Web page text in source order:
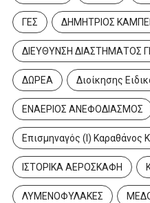
ΓΕΣ ΔΗΜΗΤΡΙΟΣ
ΔΙΕΥΘΥΝΣΗ ΔΙΑΣΤΗΜΑΤΟΣ
ΔΩΡΕΑ Διοίκησης
ΕΝΑΕΡΙΟΣ ΑΝΕΦΟΔΙΑΣΜΟΣ
Επισμηναγός (Ι) Καραθάνος
ΙΣΤΟΡΙΚΑ ΑΕΡΟΣΚΑΦΗ
ΛΥΜΕΝΟΦΥΛΑΚΕΣ